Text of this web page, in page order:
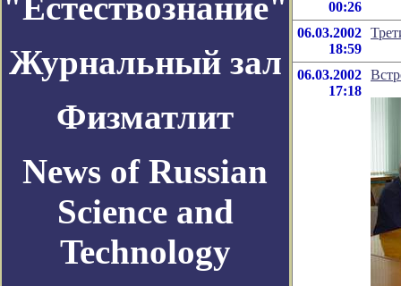
Журнальный зал
Физматлит
News of Russian
Science and
Technology
00:26
06.03.2002
18:59
06.03.2002
17:18